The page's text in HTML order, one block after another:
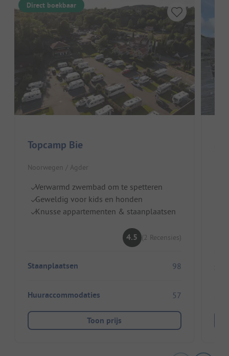
Direct boekbaar
Topcamp Bie
Noorwegen / Agder
Verwarmd zwembad om te spetteren
Geweldig voor kids en honden
Knusse appartementen & staanplaatsen
4.5 (2 Recensies)
Staanplaatsen 98
Huuraccommodaties 57
Toon prijs